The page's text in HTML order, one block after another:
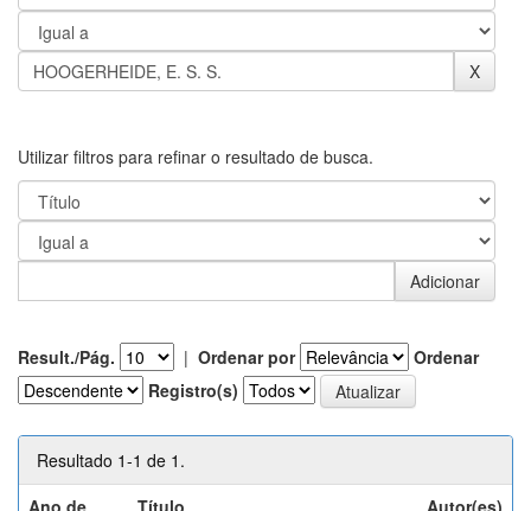
Utilizar filtros para refinar o resultado de busca.
Result./Pág. | Ordenar por
Ordenar
Registro(s)
Resultado 1-1 de 1.
Ano de
Título Autor(es)